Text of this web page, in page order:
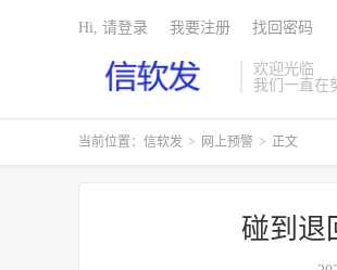
欢迎光临
我们一直在
Hi, 请登录 我要注册 找回密码
当前位置： 信软发 > 网上预警 > 正文
碰到退